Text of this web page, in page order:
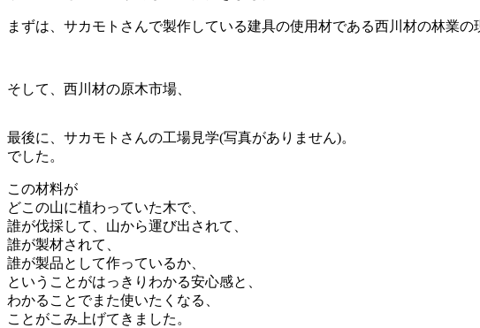
まずは、サカモトさんで製作している建具の使用材である西川材の林業の
そして、西川材の原木市場、
最後に、サカモトさんの工場見学(写真がありません)。
でした。
この材料が
どこの山に植わっていた木で、
誰が伐採して、山から運び出されて、
誰が製材されて、
誰が製品として作っているか、
ということがはっきりわかる安心感と、
わかることでまた使いたくなる、
ことがこみ上げてきました。